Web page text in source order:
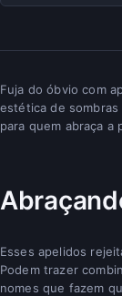
Fuja do óbvio com
estética de
para quem abraça
Esses apelidos
Podem trazer
nomes que fazem